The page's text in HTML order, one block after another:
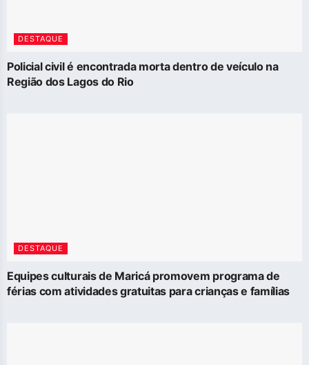
DESTAQUE
Policial civil é encontrada morta dentro de veículo na
Região dos Lagos do Rio
DESTAQUE
Equipes culturais de Maricá promovem programa de
férias com atividades gratuitas para crianças e famílias